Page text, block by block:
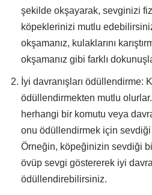
şekilde okşayarak, sevginizi
köpeklerinizi mutlu
okşamanız, kulaklarını
okşamanız gibi farklı
İyi davranışları ödüllendirme:
ödüllendirmekten mutlu
herhangi bir komutu veya
onu ödüllendirmek için
Örneğin, köpeğinizin sevdiği
övüp sevgi göstererek iyi
ödüllendirebilirsiniz.